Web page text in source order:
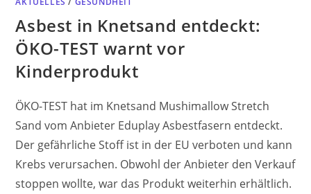
Asbest in Knetsand entdeckt:
ÖKO-TEST warnt vor
Kinderprodukt
ÖKO-TEST hat im Knetsand Mushimallow Stretch
Sand vom Anbieter Eduplay Asbestfasern entdeckt.
Der gefährliche Stoff ist in der EU verboten und kann
Krebs verursachen. Obwohl der Anbieter den Verkauf
stoppen wollte, war das Produkt weiterhin erhältlich.